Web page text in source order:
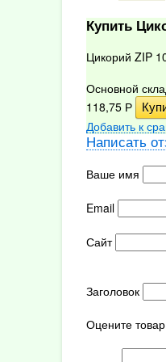
Купить
Цикорий ZIP
Основной
118,75 Р
Добавить к
Написать
Ваше имя
Email
Сайт
Заголовок
Оцените товар